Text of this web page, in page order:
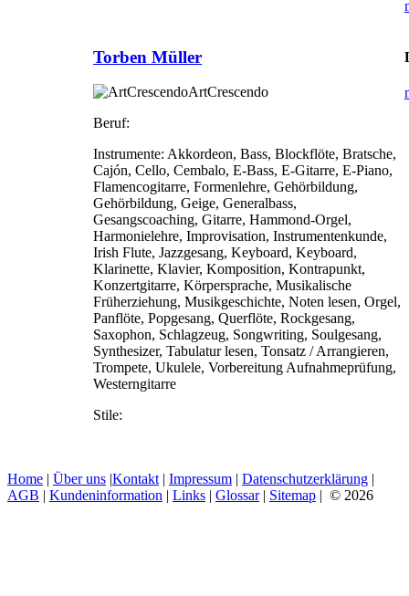
Torben Müller
ArtCrescendo
Beruf:
Instrumente: Akkordeon, Bass, Blockflöte, Bratsche,
Cajón, Cello, Cembalo, E-Bass, E-Gitarre, E-Piano,
Flamencogitarre, Formenlehre, Gehörbildung,
Gehörbildung, Geige, Generalbass,
Gesangscoaching, Gitarre, Hammond-Orgel,
Harmonielehre, Improvisation, Instrumentenkunde,
Irish Flute, Jazzgesang, Keyboard, Keyboard,
Klarinette, Klavier, Komposition, Kontrapunkt,
Konzertgitarre, Körpersprache, Musikalische
Früherziehung, Musikgeschichte, Noten lesen, Orgel,
Panflöte, Popgesang, Querflöte, Rockgesang,
Saxophon, Schlagzeug, Songwriting, Soulgesang,
Synthesizer, Tabulatur lesen, Tonsatz / Arrangieren,
Trompete, Ukulele, Vorbereitung Aufnahmeprüfung,
Westerngitarre
Stile:
Home | Über uns |Kontakt | Impressum | Datenschutzerklärung |
AGB | Kundeninformation | Links | Glossar| Sitemap | © 2026